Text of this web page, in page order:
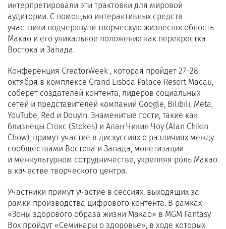
интерпретировали эти трактовки для мировой
аудитории. С помощью интерактивных средств
участники подчеркнули творческую жизнеспособность
Макао и его уникальное положение как перекрестка
Востока и Запада.
Конференция CreatorWeek , которая пройдет 27–28
октября в комплексе Grand Lisboa Palace Resort Macau,
соберет создателей контента, лидеров социальных
сетей и представителей компаний Google, Bilibili, Meta,
YouTube, Red и Douyin. Знаменитые гости, такие как
близнецы Стокс (Stokes) и Алан Чикин Чоу (Alan Chikin
Chow), примут участие в дискуссиях о различиях между
сообществами Востока и Запада, монетизации
и межкультурном сотрудничестве, укрепляя роль Макао
в качестве творческого центра.
Участники примут участие в сессиях, выходящих за
рамки производства цифрового контента. В рамках
«Зоны здорового образа жизни Макао» в MGM Fantasy
Box пройдут «Семинары о здоровье», в ходе которых